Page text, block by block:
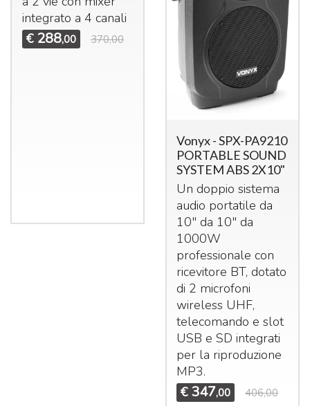
integrato a 4 canali
€ 288,00 370,00
Vonyx - SPX-PA9210
PORTABLE SOUND
SYSTEM ABS 2X10"
Un doppio sistema
audio portatile da
10" da 10" da
1000W
professionale con
ricevitore BT, dotato
di 2 microfoni
wireless UHF,
telecomando e slot
USB e SD integrati
per la riproduzione
MP3.
€ 347,00 406,00